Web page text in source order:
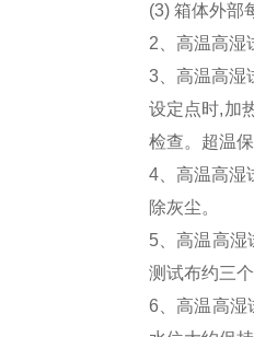
(3) 箱体外部
2、高温高湿
3、高温高湿
设定点时,加
检查。超温
4、高温高湿
除灰尘。
5、高温高湿
测试布约三
6、高温高湿